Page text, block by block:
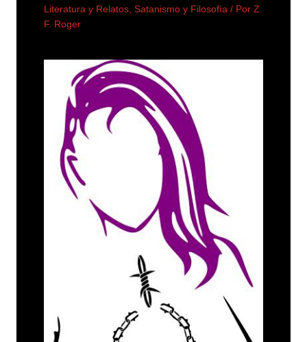
Literatura y Relatos,Satanismo y Filosofía / PorZ.
F. Roger